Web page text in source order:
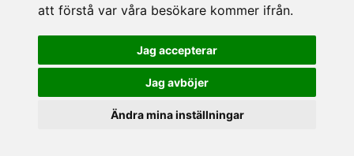
att förstå var våra besökare kommer ifrån.
Jag accepterar
Jag avböjer
Ändra mina inställningar